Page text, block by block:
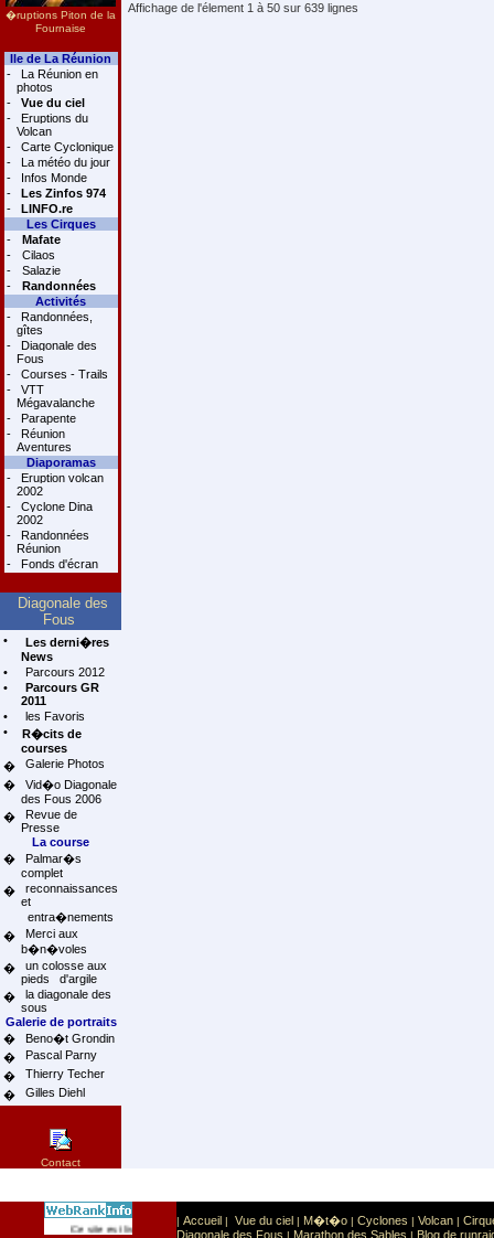
�ruptions Piton de la
Fournaise
Ile de La Réunion
-
La Réunion en
photos
-
Vue du ciel
-
Eruptions du
Volcan
-
Carte Cyclonique
-
La météo du jour
-
Infos Monde
-
Les Zinfos 974
-
LINFO.re
Les Cirques
-
Mafate
-
Cilaos
-
Salazie
-
Randonnées
Activités
-
Randonnées,
gîtes
-
Diagonale des
Fous
-
Courses - Trails
-
VTT
Mégavalanche
-
Parapente
-
Réunion
Aventures
Diaporamas
-
Eruption volcan
2002
-
Cyclone Dina
2002
-
Randonnées
Réunion
-
Fonds d'écran
Diagonale des
Fous
•
Les derni�res
News
•
Parcours 2012
•
Parcours GR
2011
•
les Favoris
•
R�cits de
courses
�
Galerie Photos
�
Vid�o Diagonale
des Fous 2006
�
Revue de
Presse
La course
�
Palmar�s
complet
�
reconnaissances
et
entra�nements
�
Merci aux
b�n�voles
�
un colosse aux
pieds d'argile
�
la diagonale des
sous
Galerie de portraits
�
Beno�t Grondin
�
Pascal Parny
�
Thierry Techer
�
Gilles Diehl
Contact
Affichage de l'élement 1 à 50 sur 639 lignes
Ce site est list� dans la cat�gorie Sport: Sports extr�mes
| Accueil | Vue du ciel | M�t�o | Cyclones | Volcan |
Diagonale des Fous | Marathon des Sables | Blog de